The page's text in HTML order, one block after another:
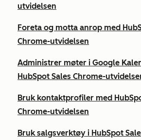
utvidelsen
Foreta og motta anrop med
Chrome-utvidelsen
Administrer møter i Google
HubSpot Sales Chrome-
Bruk kontaktprofiler med
Chrome-utvidelsen
Bruk salgsverktøy i HubSpot